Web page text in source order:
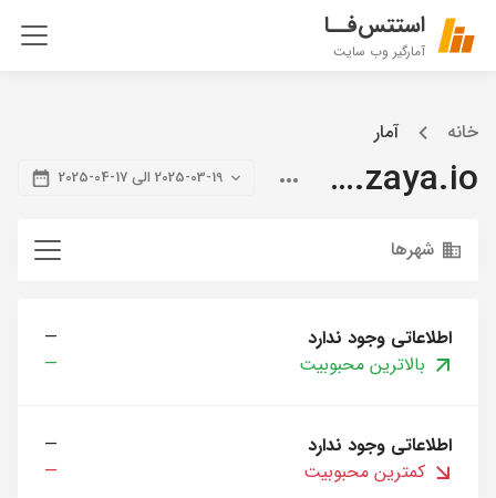
استتس‌فــا
آمارگیر وب سایت
خانه آمار
blog.zaya.io 2025-03-19 الی 17-04-2025
شهرها
اطلاعاتی وجود ندارد
—
بالاترین محبوبیت
—
اطلاعاتی وجود ندارد
—
کمترین محبوبیت
—